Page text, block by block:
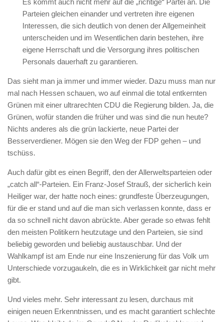
Parteien gleichen einander und vertreten ihre eigenen
Interessen, die sich deutlich von denen der Allgemeinheit
unterscheiden und im Wesentlichen darin bestehen, ihre
eigene Herrschaft und die Versorgung ihres politischen
Personals dauerhaft zu garantieren.
Das sieht man ja immer und immer wieder. Dazu muss man nur
mal nach Hessen schauen, wo auf einmal die total entkernten
Grünen mit einer ultrarechten CDU die Regierung bilden. Ja, die
Grünen, wofür standen die früher und was sind die nun heute?
Nichts anderes als die grün lackierte, neue Partei der
Besserverdiener. Mögen sie den Weg der FDP gehen – und
tschüss.
Auch dafür gibt es einen Begriff, den der Allerweltsparteien oder
„catch all“-Parteien. Ein Franz-Josef Strauß, der sicherlich kein
Heiliger war, der hatte noch eines: grundfeste Überzeugungen,
für die er stand und auf die man sich verlassen konnte, dass er
da so schnell nicht davon abrückte. Aber gerade so etwas fehlt
den meisten Politikern heutzutage und den Parteien, sie sind
beliebig geworden und beliebig austauschbar. Und der
Wahlkampf ist am Ende nur eine Inszenierung für das Volk um
Unterschiede vorzugaukeln, die es in Wirklichkeit gar nicht mehr
gibt.
Und vieles mehr. Sehr interessant zu lesen, durchaus mit
einigen neuen Erkenntnissen, und es macht garantiert schlechte